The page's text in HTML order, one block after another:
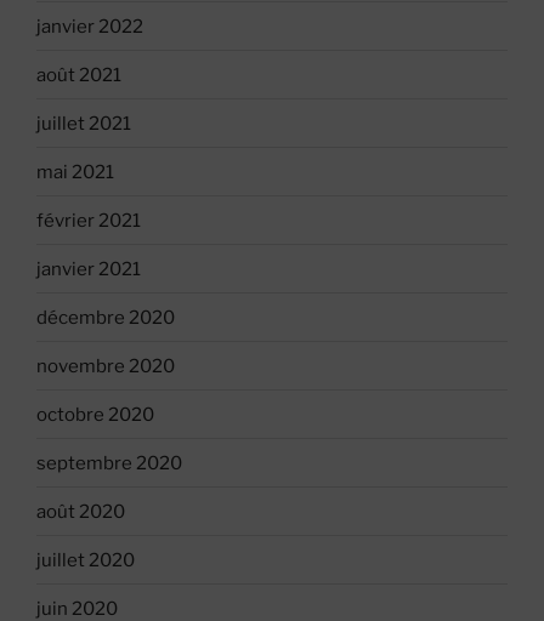
janvier 2022
août 2021
juillet 2021
mai 2021
février 2021
janvier 2021
décembre 2020
novembre 2020
octobre 2020
septembre 2020
août 2020
juillet 2020
juin 2020